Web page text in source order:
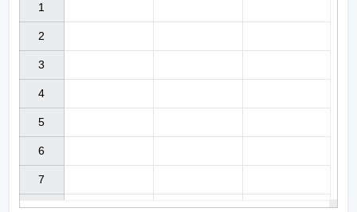
1
2
3
4
5
6
7